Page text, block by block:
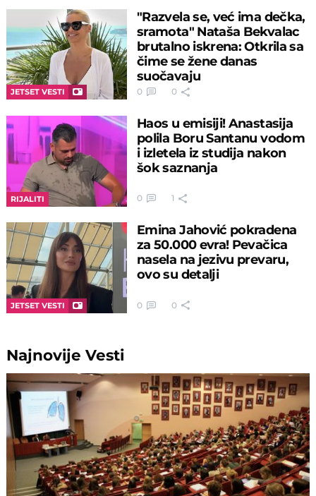
JETSET VESTI
"Razvela se, već ima dečka,
sramota" Nataša Bekvalac
brutalno iskrena: Otkrila sa
čime se žene danas
suočavaju
0 0
RIJALITI
Haos u emisiji! Anastasija
polila Boru Santanu vodom
i izletela iz studija nakon
šok saznanja
0 1
JETSET VESTI
Emina Jahović pokradena
za 50.000 evra! Pevačica
nasela na jezivu prevaru,
ovo su detalji
0 0
NajnovijeVesti